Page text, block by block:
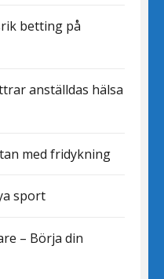
betting på
anställdas hälsa
med fridykning
sport
– Börja din